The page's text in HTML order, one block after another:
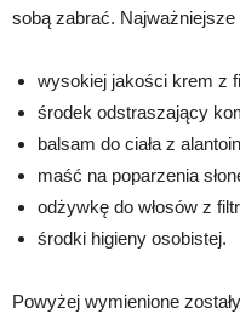
sobą zabrać.
wysokiej jakości krem z
środek odstraszający
balsam do ciała z
maść na poparzenia
odżywkę do włosów z
środki higieny osobistej.
Powyżej wymienione